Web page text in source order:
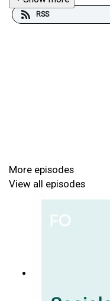
RSS
More episodes
View all episodes